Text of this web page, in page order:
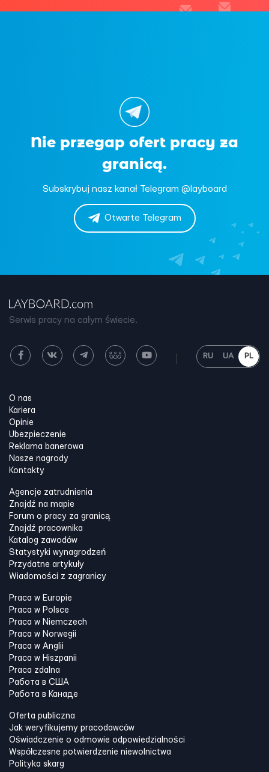
Nie przegap ofert pracy za
granicą.
Subskrybuj nasz kanał Telegram @layboard
Otwarte Telegram
Serwis pracy na całym świecie.
RU UA PL
O nas
Kariera
Opinie
Ubezpieczenie
Reklama banerowa
Nasze nagrody
Kontakty
Agencje zatrudnienia
Znajdź na mapie
Forum o pracy za granicą
Znajdź pracownika
Katalog zawodów
Statystyki wynagrodzeń
Przydatne artykuły
Wiadomości z zagranicy
Praca w Europie
Praca w Polsce
Praca w Niemczech
Praca w Norwegii
Praca w Anglii
Praca w Hiszpanii
Praca zdalna
Работа в США
Работа в Канадe
Oferta publiczna
Jak weryfikujemy pracodawców
Oświadczenie o odmowie odpowiedzialności
Współczesne potwierdzenie niewolnictwa
Polityka skarg